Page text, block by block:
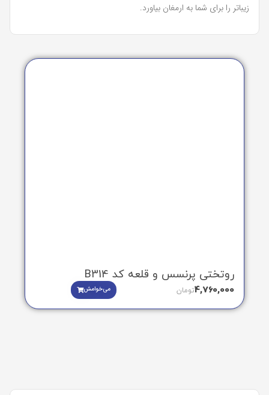
زیباتر را برای شما به ارمغان بیاورد.
روتختی پرنسس و قلعه کد B314
4,760,000تومان می‌خوامش